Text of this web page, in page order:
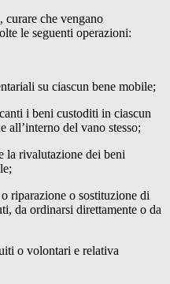
curare che vengano
le seguenti operazioni:
su ciascun bene mobile;
i beni custoditi in ciascun
del vano stesso;
la rivalutazione dei beni
riparazione o sostituzione di
da ordinarsi direttamente o da
o volontari e relativa